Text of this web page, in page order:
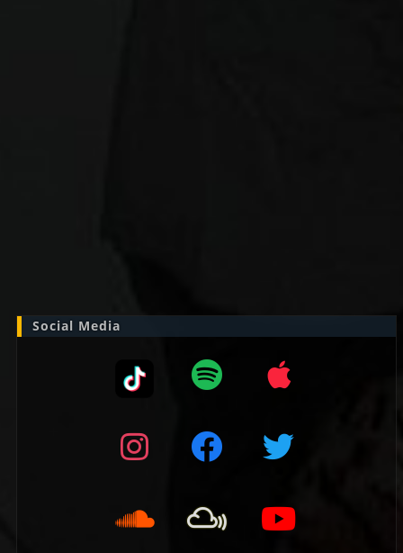
Social Media